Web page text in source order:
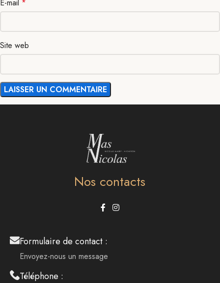
E-mail *
Site web
Nos contacts
Formulaire de contact :
Envoyez-nous un message
Téléphone :